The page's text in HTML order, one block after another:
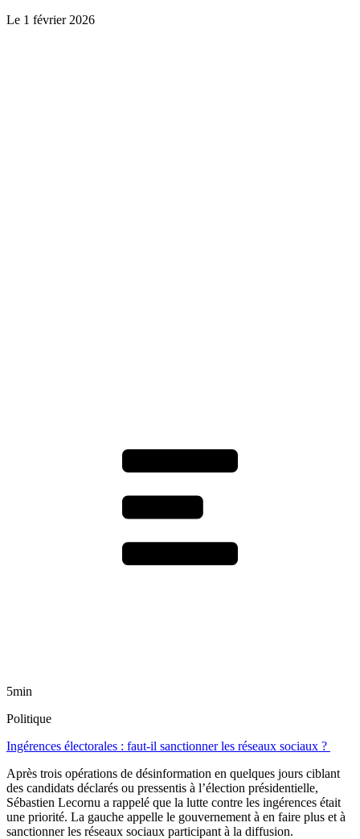
Le 1 février 2026
5min
Politique
Ingérences électorales : faut-il sanctionner les réseaux sociaux ?
Après trois opérations de désinformation en quelques jours ciblant
des candidats déclarés ou pressentis à l’élection présidentielle,
Sébastien Lecornu a rappelé que la lutte contre les ingérences était
une priorité. La gauche appelle le gouvernement à en faire plus et à
sanctionner les réseaux sociaux participant à la diffusion.